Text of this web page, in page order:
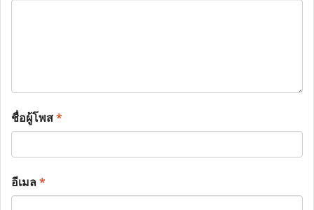
ชื่อผู้โพส*
อีเมล*